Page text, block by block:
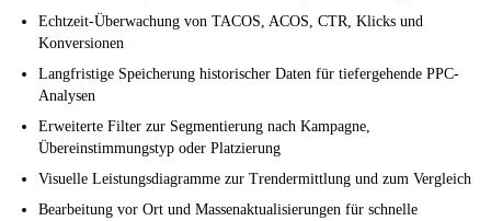
Echtzeit-Überwachung von TACOS, ACOS, CTR, Klicks und
Konversionen
Langfristige Speicherung historischer Daten für tiefergehende PPC-
Analysen
Erweiterte Filter zur Segmentierung nach Kampagne,
Übereinstimmungstyp oder Platzierung
Visuelle Leistungsdiagramme zur Trendermittlung und zum Vergleich
Bearbeitung vor Ort und Massenaktualisierungen für schnelle